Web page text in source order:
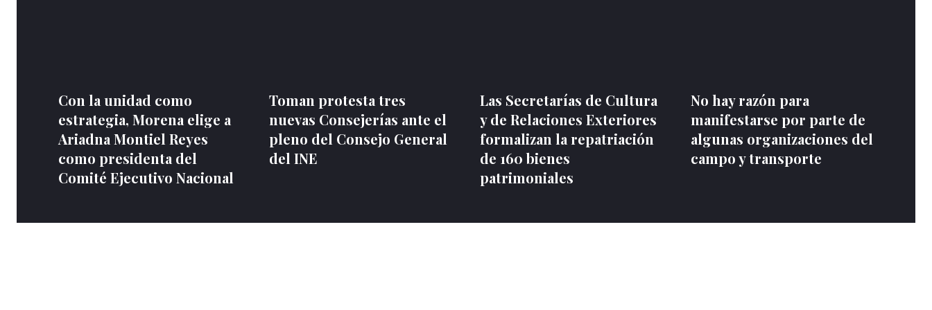
Con la unidad como
estrategia, Morena elige a
Ariadna Montiel Reyes
como presidenta del
Comité Ejecutivo Nacional
Toman protesta tres
nuevas Consejerías ante el
pleno del Consejo General
del INE
Las Secretarías de Cultura
y de Relaciones Exteriores
formalizan la repatriación
de 160 bienes
patrimoniales
No hay razón para
manifestarse por parte de
algunas organizaciones del
campo y transporte